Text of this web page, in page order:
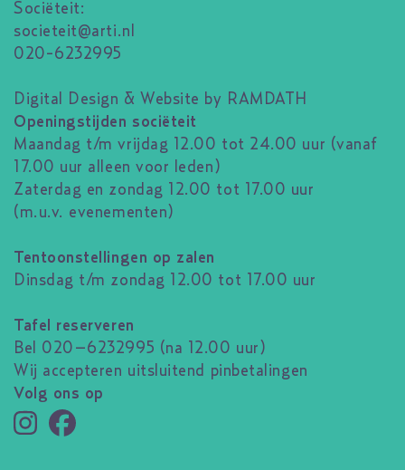
Sociëteit:
societeit@arti.nl
020-6232995
Digital Design & Website by RAMDATH
Openingstijden sociëteit
Maandag t/m vrijdag 12.00 tot 24.00 uur (vanaf
17.00 uur alleen voor leden)
Zaterdag en zondag 12.00 tot 17.00 uur
(m.u.v. evenementen)
Tentoonstellingen op zalen
Dinsdag t/m zondag 12.00 tot 17.00 uur
Tafel reserveren
Bel 020–6232995 (na 12.00 uur)
Wij accepteren uitsluitend pinbetalingen
Volg ons op